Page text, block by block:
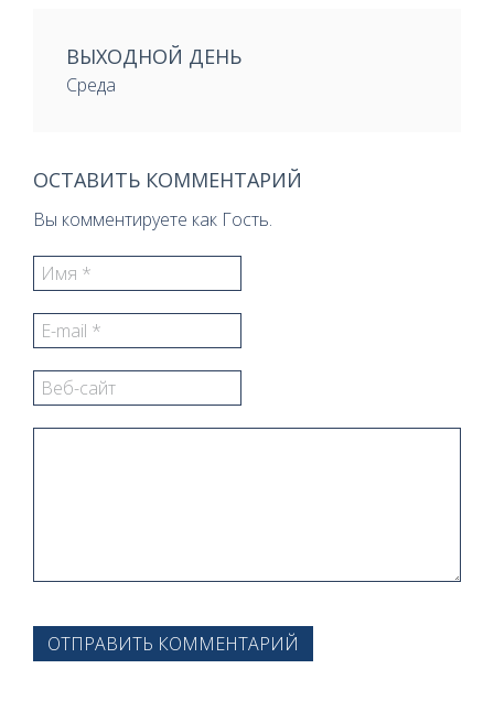
ВЫХОДНОЙ ДЕНЬ
Среда
ОСТАВИТЬ КОММЕНТАРИЙ
Вы комментируете как Гость.
ОТПРАВИТЬ КОММЕНТАРИЙ